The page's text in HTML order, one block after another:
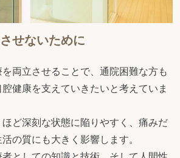
せないために
両立させることで、通院困難な方も
健康を支えていきたいと考えていま
ど深刻な状態に陥りやすく、痛みだ
の質にも大きく影響します。